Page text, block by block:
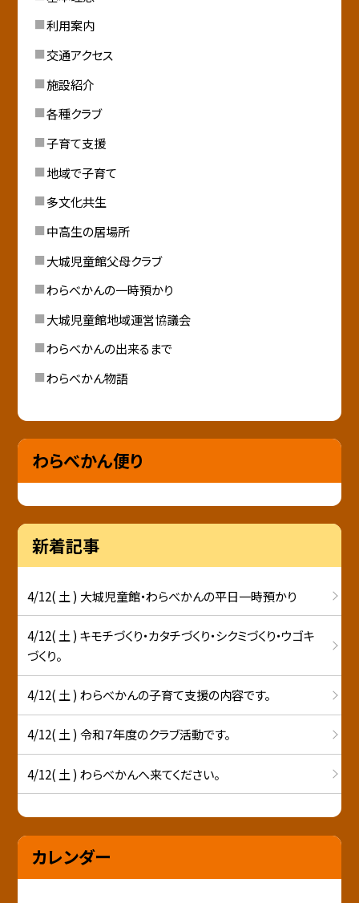
利用案内
交通アクセス
施設紹介
各種クラブ
子育て支援
地域で子育て
多文化共生
中高生の居場所
大城児童館父母クラブ
わらべかんの一時預かり
大城児童館地域運営協議会
わらべかんの出来るまで
わらべかん物語
わらべかん便り
新着記事
4/12( 土 ) 大城児童館・わらべかんの平日一時預かり
4/12( 土 ) キモチづくり・カタチづくり・シクミづくり・ウゴキ
づくり。
4/12( 土 ) わらべかんの子育て支援の内容です。
4/12( 土 ) 令和７年度のクラブ活動です。
4/12( 土 ) わらべかんへ来てください。
カレンダー